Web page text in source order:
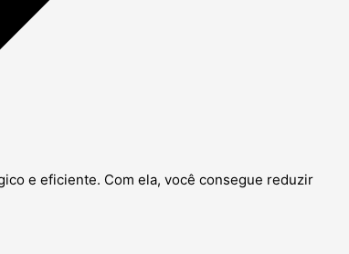
e eficiente. Com ela, você consegue reduzir